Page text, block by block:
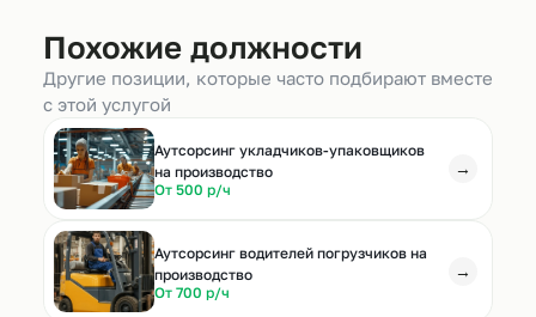
Похожие должности
Другие позиции, которые часто подбирают вместе
с этой услугой
Аутсорсинг укладчиков-упаковщиков
на производство
От 500 р/ч
→
Аутсорсинг водителей погрузчиков на
производство
От 700 р/ч
→